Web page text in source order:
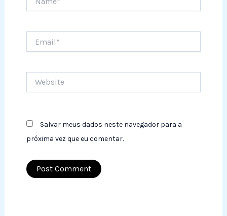
Salvar meus dados neste navegador para a
próxima vez que eu comentar.